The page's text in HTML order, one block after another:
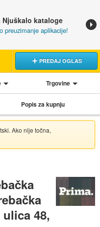
Njuškalo kataloge
preuzimanje aplikacije!
PREDAJ OGLAS
Trgovine
Popis za kupnju
Ako nije točna,
48,